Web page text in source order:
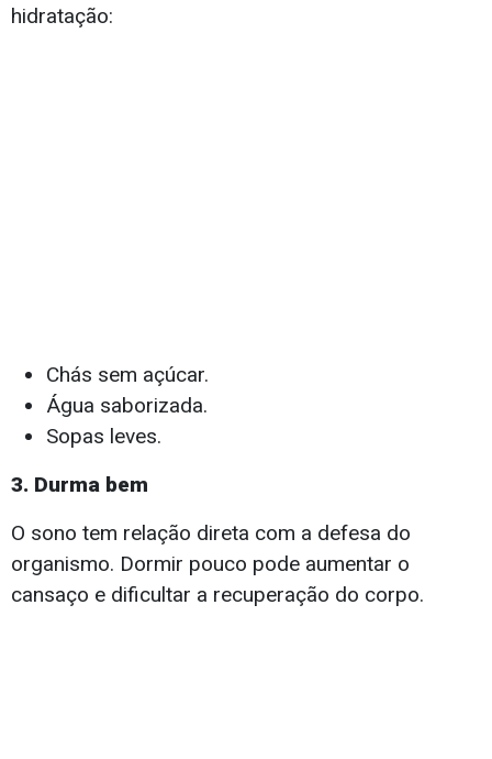
hidratação:
Chás sem açúcar.
Água saborizada.
Sopas leves.
3. Durma bem
O sono tem relação direta com a defesa do
organismo. Dormir pouco pode aumentar o
cansaço e dificultar a recuperação do corpo.